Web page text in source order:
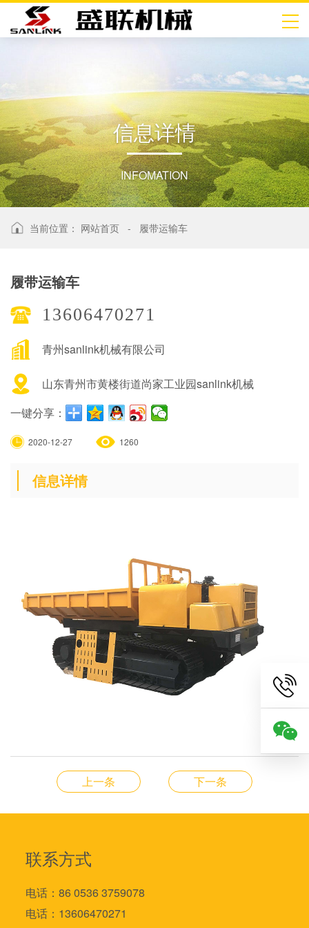
信息详情
INFOMATION
当前位置： 网站首页 - 履带运输车
履带运输车
13606470271
青州sanlink机械有限公司
山东青州市黄楼街道尚家工业园sanlink机械
一键分享：
2020-12-27 1260
信息详情
上一条 下一条
联系方式
电话：86 0536 3759078
电话：13606470271